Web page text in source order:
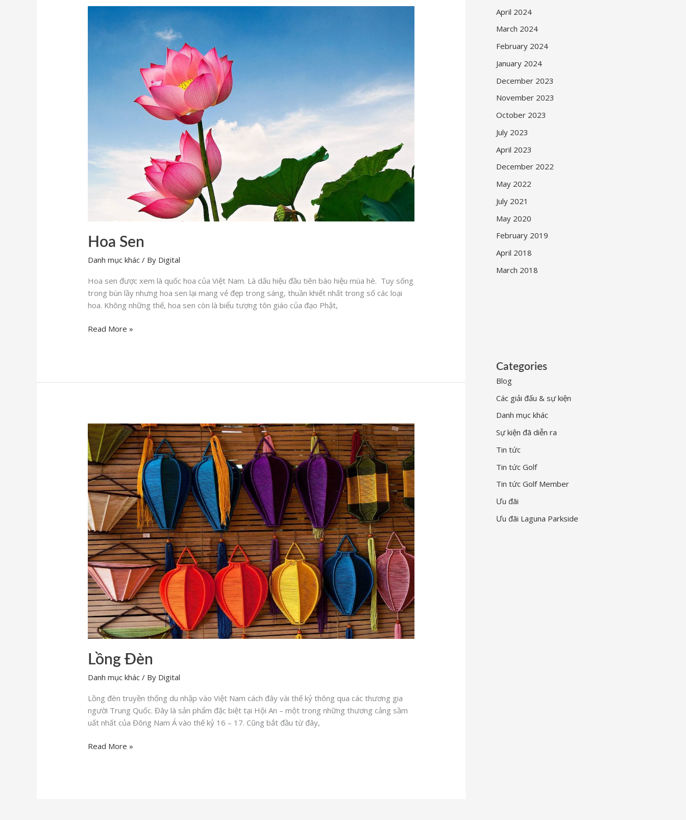
Hoa Sen
Danh mục khác / By Digital
Hoa sen được xem là quốc hoa của Việt Nam. Là dấu hiệu đầu tiên báo hiệu mùa hè. Tuy sống
trong bùn lầy nhưng hoa sen lại mang vẻ đẹp trong sáng, thuần khiết nhất trong số các loại
hoa. Không những thế, hoa sen còn là biểu tượng tôn giáo của đạo Phật,
Read More »
Lồng Đèn
Danh mục khác / By Digital
Lồng đèn truyền thống du nhập vào Việt Nam cách đây vài thế kỷ thông qua các thương gia
người Trung Quốc. Đây là sản phẩm đặc biệt tại Hội An – một trong những thương cảng sầm
uất nhất của Đông Nam Á vào thế kỷ 16 – 17. Cũng bắt đầu từ đây,
Lồng
Đèn
Read More »
April 2024
March 2024
February 2024
January 2024
December 2023
November 2023
October 2023
July 2023
April 2023
December 2022
May 2022
July 2021
May 2020
February 2019
April 2018
March 2018
Categories
Blog
Các giải đấu & sự kiện
Danh mục khác
Sự kiện đã diễn ra
Tin tức
Tin tức Golf
Tin tức Golf Member
Ưu đãi
Ưu đãi Laguna Parkside